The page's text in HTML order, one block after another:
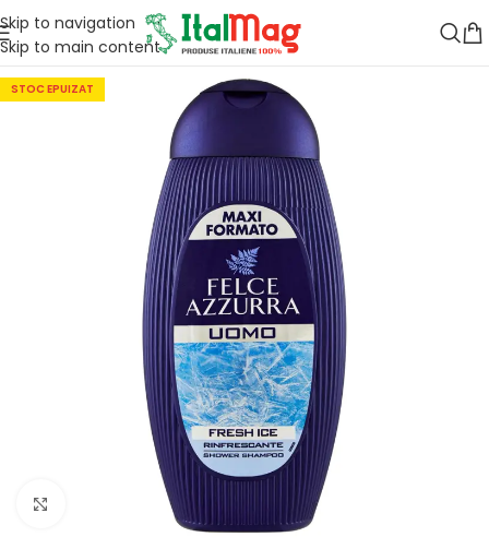
Skip to navigation
Skip to main content
STOC EPUIZAT
Faceți click pentru a mări